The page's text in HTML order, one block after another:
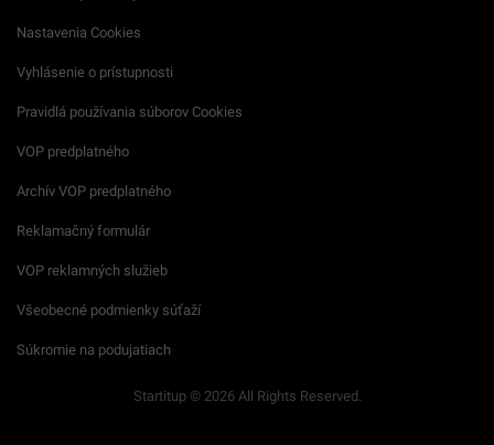
Nastavenia Cookies
Vyhlásenie o prístupnosti
Pravidlá používania súborov Cookies
VOP predplatného
Archív VOP predplatného
Reklamačný formulár
VOP reklamných služieb
Všeobecné podmienky súťaží
Súkromie na podujatiach
Startitup © 2026 All Rights Reserved.